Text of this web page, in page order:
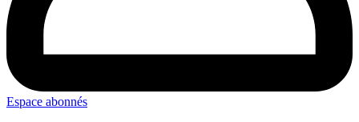
Espace abonnés